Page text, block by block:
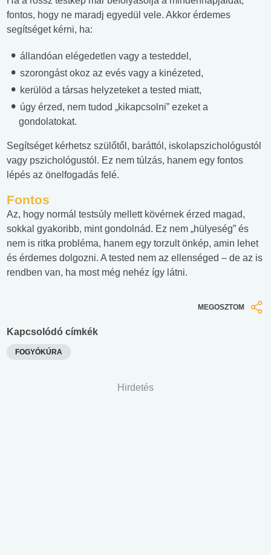
fontos, hogy ne maradj egyedül vele. Akkor érdemes
segítséget kérni, ha:
állandóan elégedetlen vagy a testeddel,
szorongást okoz az evés vagy a kinézeted,
kerülöd a társas helyzeteket a tested miatt,
úgy érzed, nem tudod „kikapcsolni” ezeket a
gondolatokat.
Segítséget kérhetsz szülőtől, baráttól, iskolapszichológustól
vagy pszichológustól. Ez nem túlzás, hanem egy fontos
lépés az önelfogadás felé.
Fontos
Az, hogy normál testsúly mellett kövérnek érzed magad,
sokkal gyakoribb, mint gondolnád. Ez nem „hülyeség” és
nem is ritka probléma, hanem egy torzult önkép, amin lehet
és érdemes dolgozni. A tested nem az ellenséged – de az is
rendben van, ha most még nehéz így látni.
MEGOSZTOM
Kapcsolódó címkék
FOGYÓKÚRA
Hirdetés